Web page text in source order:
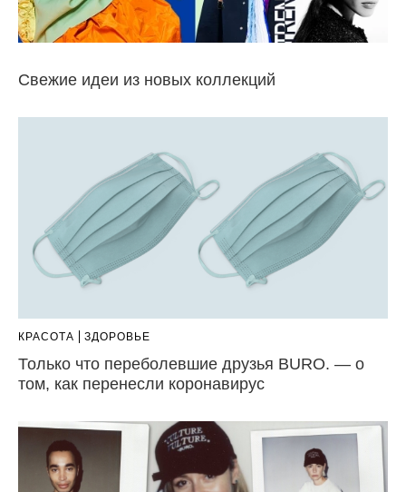
Свежие идеи из новых коллекций
КРАСОТА ЗДОРОВЬЕ
Только что переболевшие друзья BURO. — о
том, как перенесли коронавирус